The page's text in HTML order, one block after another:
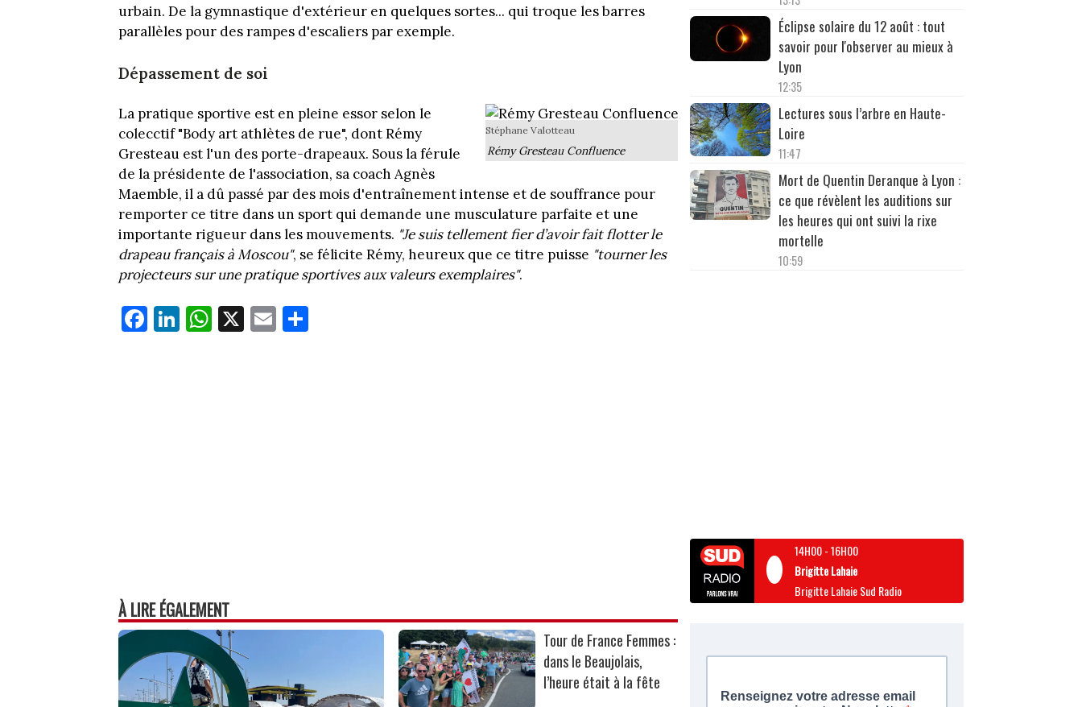
urbain. De la gymnastique d'extérieur en quelques sortes... qui troque les barres
parallèles pour des rampes d'escaliers par exemple.
Dépassement de soi
Stéphane Valotteau
Rémy Gresteau Confluence
La pratique sportive est en pleine essor selon le
colecctif "Body art athlètes de rue", dont Rémy
Gresteau est l'un des porte-drapeaux. Sous la férule
de la présidente de l'association, sa coach Agnès
Maemble, il a dû passé par des mois d'entraînement intense et de souffrance pour
remporter ce titre dans un sport qui demande une musculature parfaite et une
importante rigueur dans les mouvements. "Je suis tellement fier d’avoir fait flotter le
drapeau français à Moscou", se félicite Rémy, heureux que ce titre puisse "tourner les
projecteurs sur une pratique sportives aux valeurs exemplaires".
Fa
ce
Li
nk
W
ha
X E
m
À LIRE ÉGALEMENT
Tour de France Femmes :
dans le Beaujolais,
l’heure était à la fête
Éclipse solaire du 12 août : tout
savoir pour l'observer au mieux à
Lyon
12:35
Lectures sous l’arbre en Haute-
Loire
11:47
Mort de Quentin Deranque à Lyon :
ce que révèlent les auditions sur
les heures qui ont suivi la rixe
mortelle
10:59
14H00-16H00
Brigitte Lahaie
Brigitte Lahaie Sud Radio